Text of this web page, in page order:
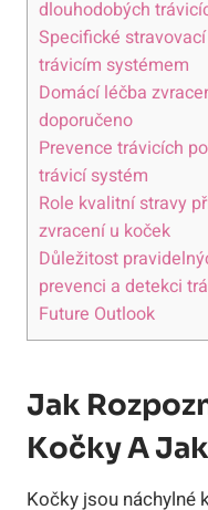
dlouhodobých
Specifické
trávicím systémem
Domácí léčba⁤
doporučeno
Prevence‌ trávicích
trávicí systém
Role ⁢kvalitní ​stravy⁢
zvracení u koček
Důležitost​
prevenci ⁢a detekci
Future Outlook
Jak
Kočky A
Kočky jsou náchylné